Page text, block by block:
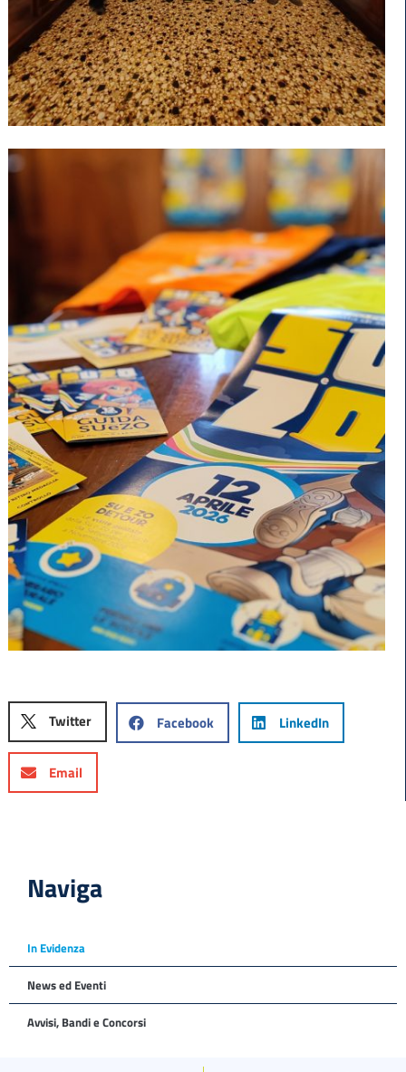
Twitter Facebook LinkedIn
Email
Naviga
In Evidenza
News ed Eventi
Avvisi, Bandi e Concorsi